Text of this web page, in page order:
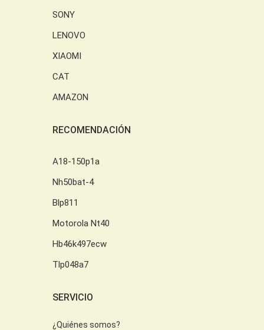
SONY
LENOVO
XIAOMI
CAT
AMAZON
RECOMENDACIÓN
A18-150p1a
Nh50bat-4
Blp811
Motorola Nt40
Hb46k497ecw
Tlp048a7
SERVICIO
¿Quiénes somos?